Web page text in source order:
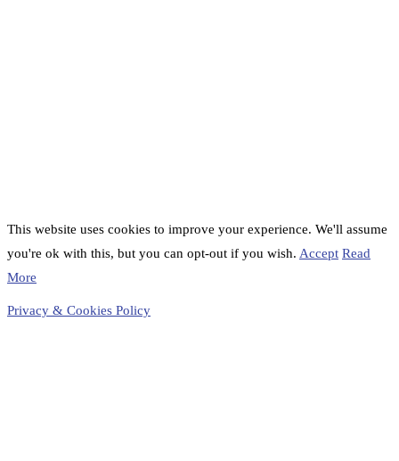
This website uses cookies to improve your experience. We'll assume
you're ok with this, but you can opt-out if you wish. Accept Read
More
Privacy & Cookies Policy